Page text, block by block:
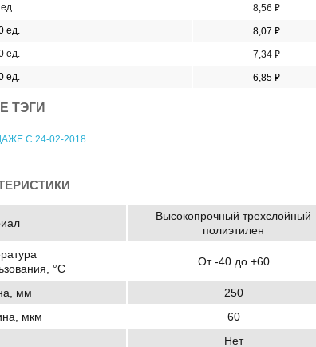
8,56 ₽
ед.
8,07 ₽
ед.
7,34 ₽
ед.
6,85 ₽
ТЭГИ
С 24-02-2018
Высокопрочный трехслойный
полиэтилен
°C
От -40 до +60
мм
250
мкм
60
Нет